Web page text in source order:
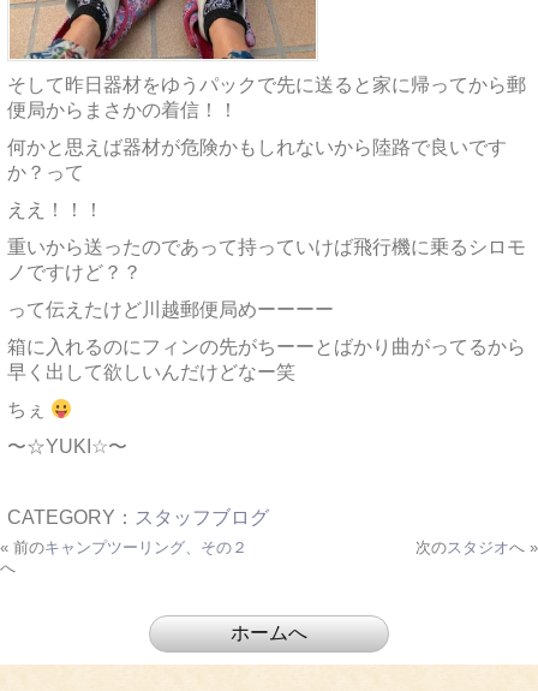
そして昨日器材をゆうパックで先に送ると家に帰ってから郵
便局からまさかの着信！！
何かと思えば器材が危険かもしれないから陸路で良いです
か？って
ええ！！！
重いから送ったのであって持っていけば飛行機に乗るシロモ
ノですけど？？
って伝えたけど川越郵便局めーーーー
箱に入れるのにフィンの先がちーーとばかり曲がってるから
早く出して欲しいんだけどなー笑
ちぇ
〜☆YUKI☆〜
CATEGORY： スタッフブログ
« 前のキャンプツーリング、その２
へ
次のスタジオへ »